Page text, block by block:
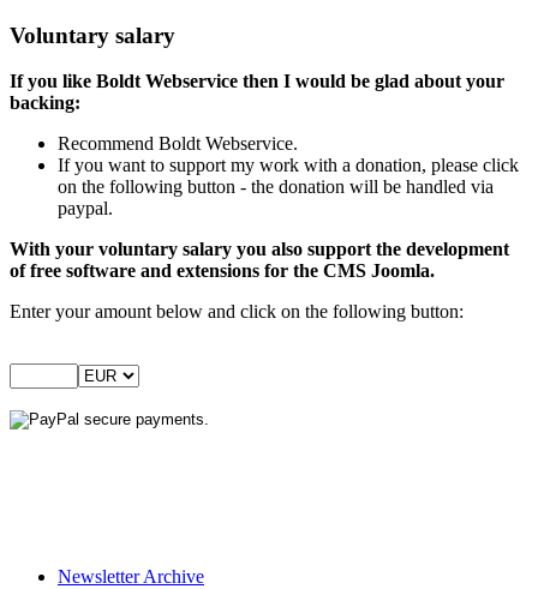
Voluntary salary
If you like Boldt Webservice then I would be glad about your
backing:
Recommend Boldt Webservice.
If you want to support my work with a donation, please click
on the following button - the donation will be handled via
paypal.
With your voluntary salary you also support the development
of free software and extensions for the CMS Joomla.
Enter your amount below and click on the following button:
Newsletter Archive